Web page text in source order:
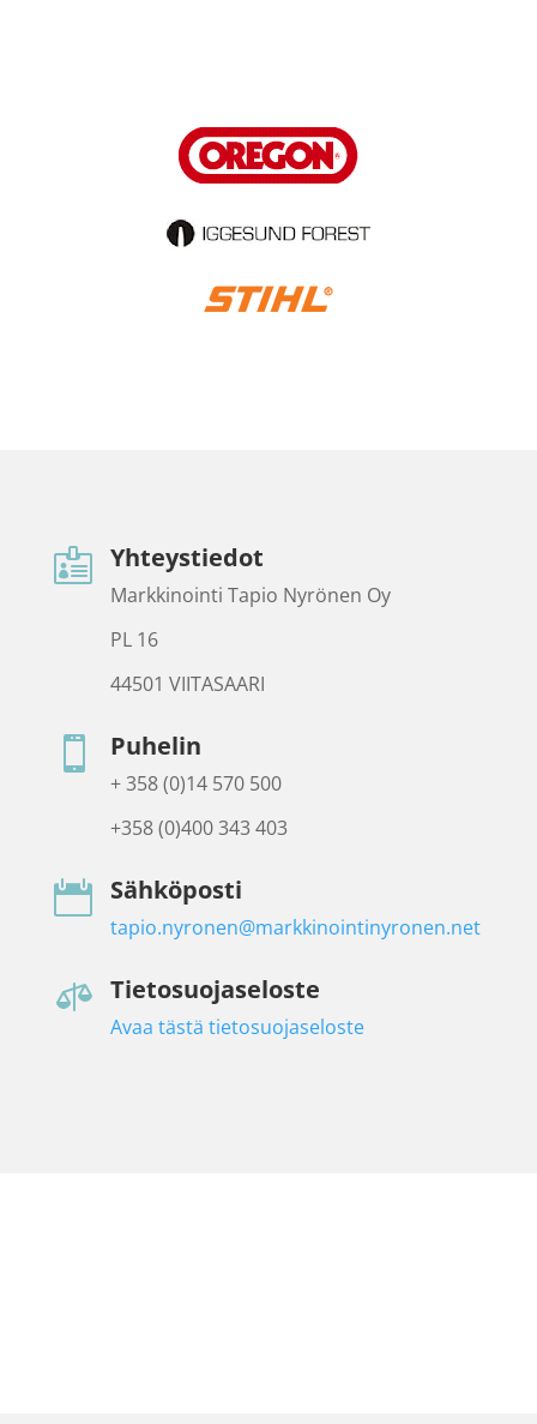
 Yhteystiedot
Markkinointi Tapio Nyrönen Oy
PL 16
44501 VIITASAARI
 Puhelin
+ 358 (0)14 570 500
+358 (0)400 343 403
 Sähköposti
tapio.nyronen@markkinointinyronen.net
 Tietosuojaseloste
Avaa tästä tietosuojaseloste